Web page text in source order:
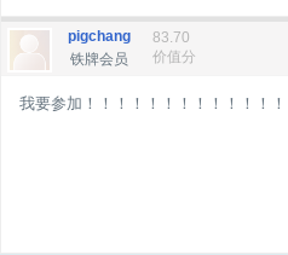
pigchang
铁牌会员
83.70
价值分
我要参加！！！！！！！！！！！！！